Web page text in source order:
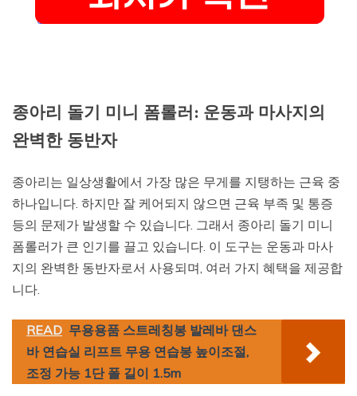
종아리 돌기 미니 폼롤러: 운동과 마사지의
완벽한 동반자
종아리는 일상생활에서 가장 많은 무게를 지탱하는 근육 중
하나입니다. 하지만 잘 케어되지 않으면 근육 부족 및 통증
등의 문제가 발생할 수 있습니다. 그래서 종아리 돌기 미니
폼롤러가 큰 인기를 끌고 있습니다. 이 도구는 운동과 마사
지의 완벽한 동반자로서 사용되며, 여러 가지 혜택을 제공합
니다.
READ 무용용품 스트레칭봉 발레바 댄스
바 연습실 리프트 무용 연습봉 높이조절,
조정 가능 1단 폴 길이 1.5m